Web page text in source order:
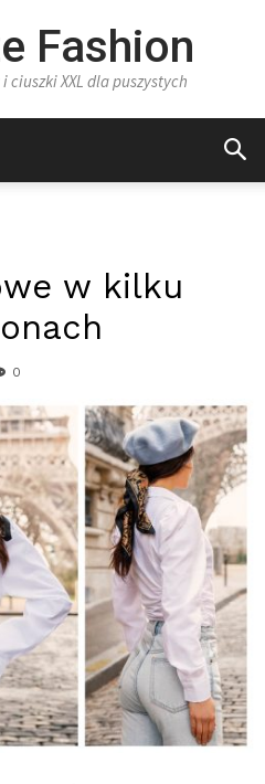
Fashion
XXL dla puszystych
w kilku
0